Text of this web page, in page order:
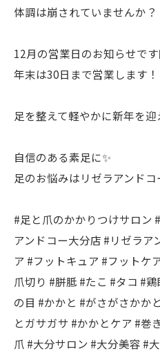
体調は崩されていませんか？
12月の営業日のお知らせで
年末は30日まで営業します！
足を整えて軽やかに新年を
自信のある素足に✨
足のお悩みはリゼラアンド
#足と爪のかかりつけサロン
アンドコー大分店 #リゼラア
ア #フットキュア #フットケ
爪切り #胼胝 #たこ #タコ #
の目 #かかと #がさがさかか
とガサガサ #かかとケア #巻
爪 #大分サロン #大分美容 #